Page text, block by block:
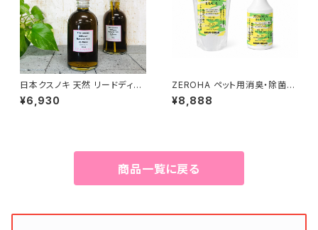
日本クスノキ 天然 リードディフ
ューザー 328ml
¥6,930
ZEROHA ペット用消臭・除菌ス
プレー レモンユーカリタイ
プ 本体約520mlと詰め替え約
¥8,888
商品一覧に戻る